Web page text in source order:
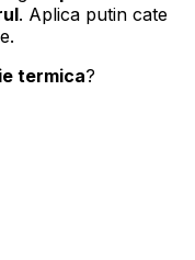
. Aplica putin cate
termica?